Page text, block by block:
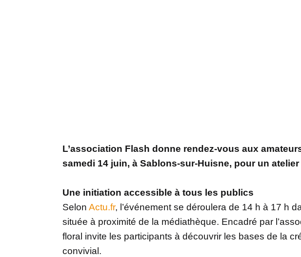
L’association Flash donne rendez-vous aux
samedi 14 juin, à Sablons-sur-Huisne, pour un
Une initiation accessible à tous les publics
Selon Actu.fr, l’événement se déroulera de 14 h à 17 h
située à proximité de la médiathèque. Encadré par
floral invite les participants à découvrir les bases de la
convivial.